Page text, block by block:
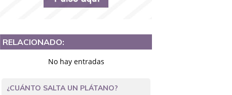
RELACIONADO:
No hay entradas
¿CUÁNTO SALTA UN PLÁTANO?